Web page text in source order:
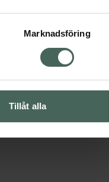
Marknadsföring
Tillåt alla